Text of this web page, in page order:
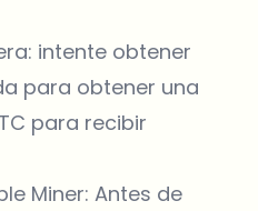
intente obtener
para obtener una
para recibir
Miner: Antes de